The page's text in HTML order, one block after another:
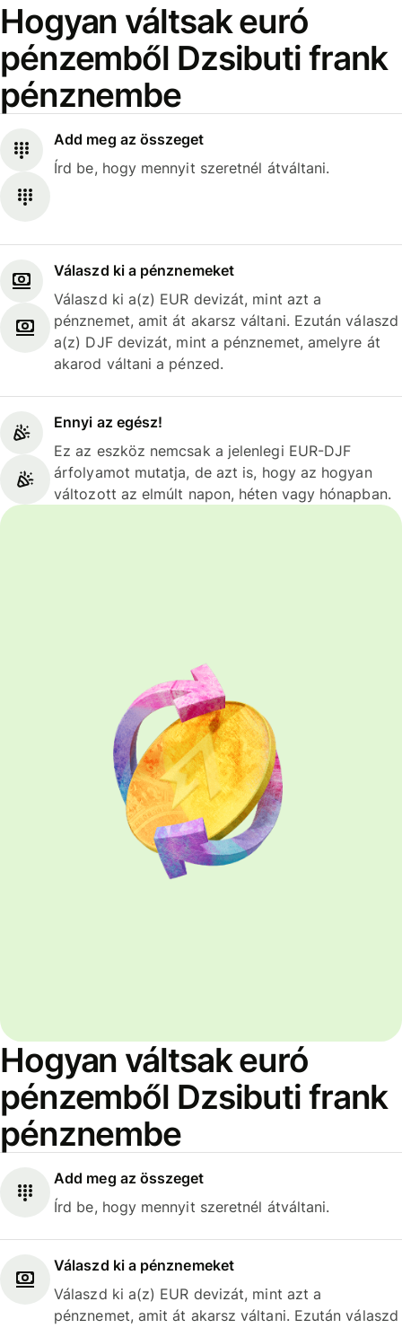
Hogyan váltsak euró
pénzemből Dzsibuti frank
pénznembe
Add meg az összeget
Írd be, hogy mennyit szeretnél átváltani.
Válaszd ki a pénznemeket
Válaszd ki a(z) EUR devizát, mint azt a
pénznemet, amit át akarsz váltani. Ezután válaszd
a(z) DJF devizát, mint a pénznemet, amelyre át
akarod váltani a pénzed.
Ennyi az egész!
Ez az eszköz nemcsak a jelenlegi EUR-DJF
árfolyamot mutatja, de azt is, hogy az hogyan
változott az elmúlt napon, héten vagy hónapban.
Hogyan váltsak euró
pénzemből Dzsibuti frank
pénznembe
Add meg az összeget
Írd be, hogy mennyit szeretnél átváltani.
Válaszd ki a pénznemeket
Válaszd ki a(z) EUR devizát, mint azt a
pénznemet, amit át akarsz váltani. Ezután válaszd